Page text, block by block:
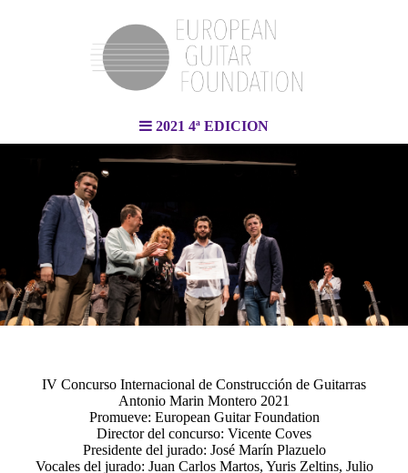
2021 4ª EDICION
IV Concurso Internacional de Construcción de Guitarras
Antonio Marin Montero 2021
Promueve: European Guitar Foundation
Director del concurso: Vicente Coves
Presidente del jurado: José Marín Plazuelo
Vocales del jurado: Juan Carlos Martos, Yuris Zeltins, Julio